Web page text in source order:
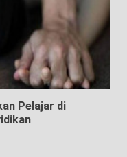
Pelajar di